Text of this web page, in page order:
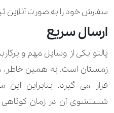
اقلام خاص 1
اقلام خاص 2
اورکت پر
سفارش خود را به صورت آنلاین
ارسال سریع
پالتو یکی از وسایل مهم و
زمستان است. به همین خاطر،
قرار می گیرد. بنابراین
شستشوی آن در زمان کوتاهی